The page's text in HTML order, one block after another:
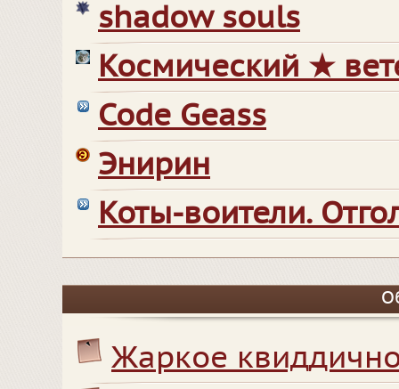
shadow souls
Космический ★
Code Geass
Энирин
Коты-воители.
Жаркое